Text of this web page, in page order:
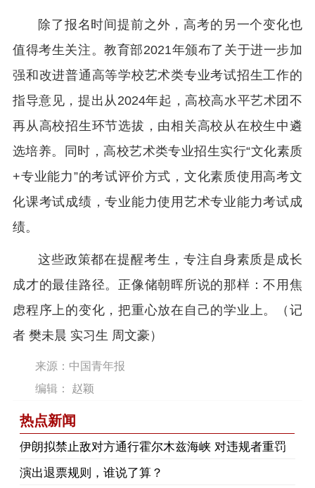
除了报名时间提前之外，高考的另一个变化也
值得考生关注。教育部2021年颁布了关于进一步加
强和改进普通高等学校艺术类专业考试招生工作的
指导意见，提出从2024年起，高校高水平艺术团不
再从高校招生环节选拔，由相关高校从在校生中遴
选培养。同时，高校艺术类专业招生实行“文化素质
+专业能力”的考试评价方式，文化素质使用高考文
化课考试成绩，专业能力使用艺术专业能力考试成
绩。
这些政策都在提醒考生，专注自身素质是成长
成才的最佳路径。正像储朝晖所说的那样：不用焦
虑程序上的变化，把重心放在自己的学业上。（记
者 樊未晨 实习生 周文豪）
来源：中国青年报
编辑： 赵颖
热点新闻
伊朗拟禁止敌对方通行霍尔木兹海峡 对违规者重罚
演出退票规则，谁说了算？